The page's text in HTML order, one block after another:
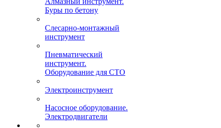
Буры по бетону
Слесарно-монтажный
инструмент
Пневматический
инструмент.
Оборудование для СТО
Электроинструмент
Насосное оборудование.
Электродвигатели